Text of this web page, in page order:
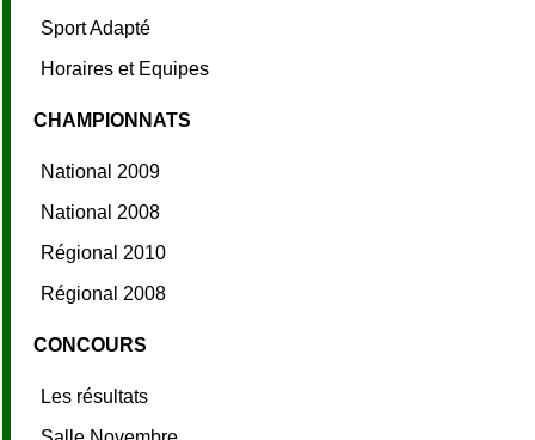
Sport Adapté
Horaires et Equipes
CHAMPIONNATS
National 2009
National 2008
Régional 2010
Régional 2008
CONCOURS
Les résultats